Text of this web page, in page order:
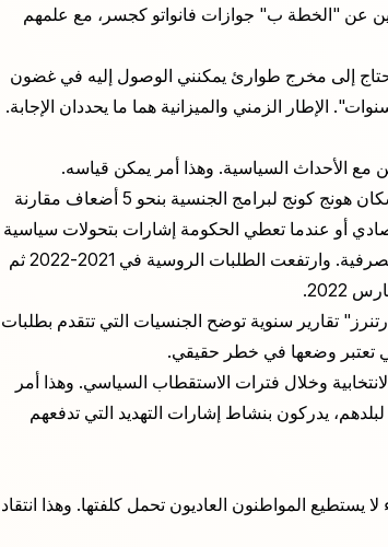
عن "الخطة ب" جوازات فانواتو كجسر، مع علمهم
إلى مخرج طوارئ يمكنني الوصول إليه في غضون
الإطار الزمني والميزانية هما ما يحددان الإجابة.
مع الأحداث السياسية. وهذا أمر يمكن قياسه.
بعد قانون الأمن القومي في هونج كونج عام 2020، زادت الطلبات من سكان هونج كونج لبرامج الجنسية بنحو 5 أضعاف مقارنة
أو عندما تعطي الحكومة إشارات بتحولات سياسية
غير متوقعة. كما قفزت الطلبات اللبنانية في عام 2020 خلال الأزمة المصرفية. وارتفعت الطلبات الروسية في 2021-2022 ثم
تقارير سنوية توضح الجنسيات التي تتقدم بطلبات
وضعها في خطر حقيقي.
وخلال فترات الاستقطاب السياسي. وهذا أمر
لبلدهم، يدركون بنشاط إشارات التهديد التي تدفعهم
يستطيع المواطنون العاديون تحمل كلفتها. وهذا انتقاد